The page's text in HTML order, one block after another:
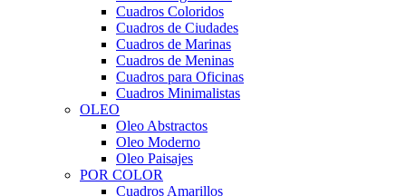
Cuadros Coloridos
Cuadros de Ciudades
Cuadros de Marinas
Cuadros de Meninas
Cuadros para Oficinas
Cuadros Minimalistas
OLEO
Oleo Abstractos
Oleo Moderno
Oleo Paisajes
POR COLOR
Cuadros Amarillos